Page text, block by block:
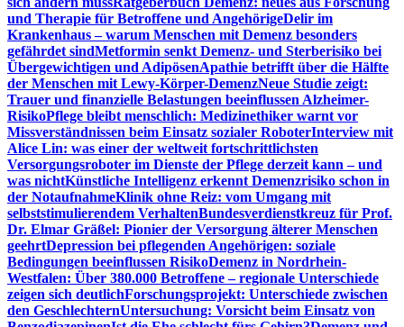
und Therapie für Betroffene und AngehörigeDelir im
Krankenhaus – warum Menschen mit Demenz besonders
gefährdet sindMetformin senkt Demenz- und Sterberisiko bei
Übergewichtigen und AdipösenApathie betrifft über die Hälfte
der Menschen mit Lewy-Körper-DemenzNeue Studie zeigt:
Trauer und finanzielle Belastungen beeinflussen Alzheimer-
RisikoPflege bleibt menschlich: Medizinethiker warnt vor
Missverständnissen beim Einsatz sozialer RoboterInterview mit
Alice Lin: was einer der weltweit fortschrittlichsten
Versorgungsroboter im Dienste der Pflege derzeit kann – und
was nichtKünstliche Intelligenz erkennt Demenzrisiko schon in
der NotaufnahmeKlinik ohne Reiz: vom Umgang mit
selbststimulierendem VerhaltenBundesverdienstkreuz für Prof.
Dr. Elmar Gräßel: Pionier der Versorgung älterer Menschen
geehrtDepression bei pflegenden Angehörigen: soziale
Bedingungen beeinflussen RisikoDemenz in Nordrhein-
Westfalen: Über 380.000 Betroffene – regionale Unterschiede
zeigen sich deutlichForschungsprojekt: Unterschiede zwischen
den GeschlechternUntersuchung: Vorsicht beim Einsatz von